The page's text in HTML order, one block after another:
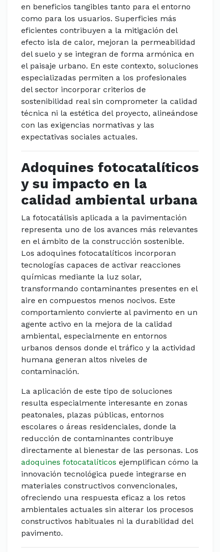
en beneficios tangibles tanto para el entorno
como para los usuarios. Superficies más
eficientes contribuyen a la mitigación del
efecto isla de calor, mejoran la permeabilidad
del suelo y se integran de forma armónica en
el paisaje urbano. En este contexto, soluciones
especializadas permiten a los profesionales
del sector incorporar criterios de
sostenibilidad real sin comprometer la calidad
técnica ni la estética del proyecto, alineándose
con las exigencias normativas y las
expectativas sociales actuales.
Adoquines fotocatalíticos
y su impacto en la
calidad ambiental urbana
La fotocatálisis aplicada a la pavimentación
representa uno de los avances más relevantes
en el ámbito de la construcción sostenible.
Los adoquines fotocatalíticos incorporan
tecnologías capaces de activar reacciones
químicas mediante la luz solar,
transformando contaminantes presentes en el
aire en compuestos menos nocivos. Este
comportamiento convierte al pavimento en un
agente activo en la mejora de la calidad
ambiental, especialmente en entornos
urbanos densos donde el tráfico y la actividad
humana generan altos niveles de
contaminación.
La aplicación de este tipo de soluciones
resulta especialmente interesante en zonas
peatonales, plazas públicas, entornos
escolares o áreas residenciales, donde la
reducción de contaminantes contribuye
directamente al bienestar de las personas. Los
adoquines fotocatalíticos ejemplifican cómo la
innovación tecnológica puede integrarse en
materiales constructivos convencionales,
ofreciendo una respuesta eficaz a los retos
ambientales actuales sin alterar los procesos
constructivos habituales ni la durabilidad del
pavimento.